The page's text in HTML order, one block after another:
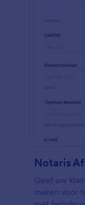
Notaris
Geef uw
maken voor